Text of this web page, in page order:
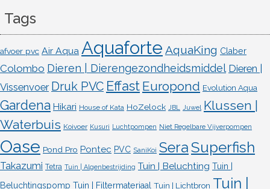
Tags
afvoer pvc Air Aqua Aquaforte AquaKing Claber
Colombo Dieren | Dierengezondheidsmiddel Dieren |
Vissenvoer Druk PVC Effast Europond Evolution Aqua
Gardena Hikari House of Kata HoZelock JBL Juwel Klussen |
Waterbuis Koivoer Kusuri Luchtpompen Niet Regelbare Vijverpompen
Oase Pond Pro Pontec PVC SaniKoi SeraSuperfish
Takazumi Tetra Tuin | Algenbestrijding Tuin | Beluchting Tuin |
Beluchtingspomp Tuin | Filtermateriaal Tuin | Lichtbron Tuin |